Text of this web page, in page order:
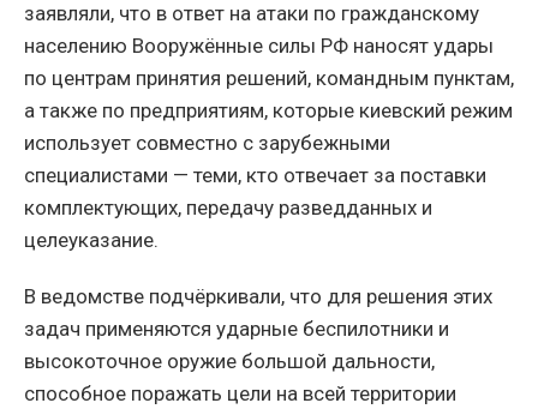
заявляли, что в ответ на атаки по гражданскому
населению Вооружённые силы РФ наносят удары
по центрам принятия решений, командным пунктам,
а также по предприятиям, которые киевский режим
использует совместно с зарубежными
специалистами — теми, кто отвечает за поставки
комплектующих, передачу разведданных и
целеуказание.
В ведомстве подчёркивали, что для решения этих
задач применяются ударные беспилотники и
высокоточное оружие большой дальности,
способное поражать цели на всей территории